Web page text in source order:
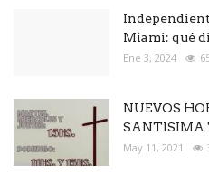
Miami: qué
Ene 3, 2024
NUEVOS
SANTISIMA
May 11, 2021